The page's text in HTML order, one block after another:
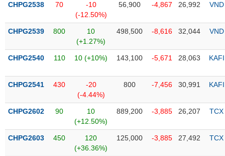
thái
phiếu
mô
thị
Niêm
Niêm
CHPG2538 70
-10
(-12.50%)
56,900 -4,867 26,992 VND
CHPG2539 800
10
(+1.27%)
498,500 -8,616 32,044 VND
CHPG2540 110 10 (+10%) 143,100 -5,671 28,063 KAFI
CHPG2541 430
-20
(-4.44%)
800 -7,456 30,991 KAFI
CHPG2602 90
10
(+12.50%)
889,200 -3,885 26,207 TCX
CHPG2603 450
120
(+36.36%)
125,000 -3,885 27,492 TCX
NGÀNH
DOANH
NGHIỆP
PHIẾU